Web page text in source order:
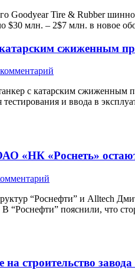
Goodyear Tire & Rubber
$30 млн. – 2$7 млн. в новое
сжиженным
с катарским
тестирования и ввода в
«НК «Роснеть»
“Роснефти” и Alltech
В “Роснефти” пояснили, что
строительство